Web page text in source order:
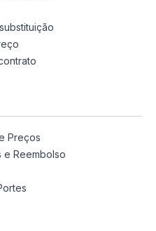
Preços
e Reembolso